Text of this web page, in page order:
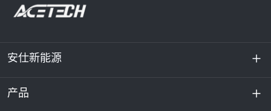
安仕新能源
关于我们
产品